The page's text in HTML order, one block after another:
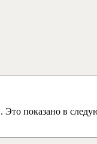
Это показано в